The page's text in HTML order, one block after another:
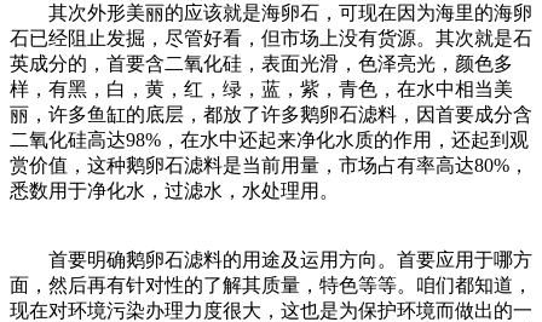
其次外形美丽的应该就是海卵石，可现在因为海里的海卵
石已经阻止发掘，尽管好看，但市场上没有货源。其次就是石
英成分的，首要含二氧化硅，表面光滑，色泽亮光，颜色多
样，有黑，白，黄，红，绿，蓝，紫，青色，在水中相当美
丽，许多鱼缸的底层，都放了许多鹅卵石滤料，因首要成分含
二氧化硅高达98%，在水中还起来净化水质的作用，还起到观
赏价值，这种鹅卵石滤料是当前用量，市场占有率高达80%，
悉数用于净化水，过滤水，水处理用。
首要明确鹅卵石滤料的用途及运用方向。首要应用于哪方
面，然后再有针对性的了解其质量，特色等等。咱们都知道，
现在对环境污染办理力度很大，这也是为保护环境而做出的一